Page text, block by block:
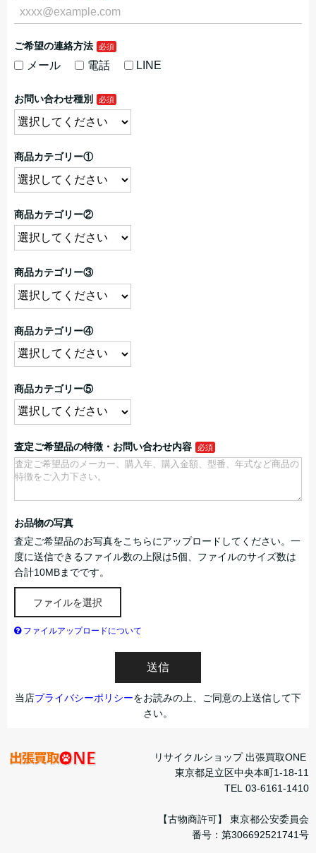
ご希望の連絡方法
メール 電話 LINE
お問い合わせ種別
商品カテゴリー①
商品カテゴリー②
商品カテゴリー③
商品カテゴリー④
商品カテゴリー⑤
査定ご希望品の特徴・お問い合わせ内容
お品物の写真
査定ご希望品のお写真をこちらにアップロードしてください。一
度に送信できるファイル数の上限は5個、ファイルのサイズ数は
合計10MBまでです。
ファイルを選択
ファイルアップロードについて
送信
当店プライバシーポリシーをお読みの上、ご同意の上送信して下
さい。
リサイクルショップ 出張買取ONE
東京都足立区中央本町1-18-11
TEL 03-6161-1410
【古物商許可】 東京都公安委員会
番号：第306692521741号